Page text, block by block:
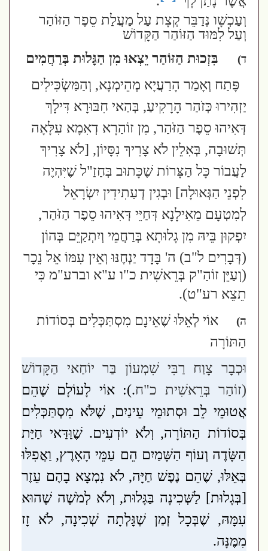
וְעַכְשָׁו נְּדַבֵּר קְצָת עַל מַעֲלַת סֵפֶר הַזּוֹהַר
וְעַל לִמּוּד הַזּוֹהַר הַקָּדוֹשׁ
בִּזְכוּת הַזּוֹהַר יֵצְאוּ מִן הַגָּלוּת בְּרַחֲמִים
פָּתַח וְאָמַר הָרַעֲיָא מְהֵימְנָא, וְהַמַּשְׂכִּילִים
יַזְהִירוּ כְּזֹהַר הָרָקִיעַ, בְּהַאי חִבּוּרָא דִּילָךְ
דְּאִיהוּ סֵפֶר הַזֹּהַר, מִן זוֹהַרָא דְאִמָא עִלָּאָה
תְּשׁוּבָה, בְּאִלֵין לֹא צָרִיךְ נִסָּיוֹן, [לֹא צָרִיךְ
לַעֲבוֹר כָּל הַצָּרוֹת שֶׁכָּתוּב בְּחַזַ"ל שֶׁיִּהְיֶה
לִפְנֵי הַגְּאוּלָה] וּבְגִין דְעַתִידִין יִשְׂרָאֵל
לְמִטְעָם מֵאִילָנָא דְּחַיֵּי דְּאִיהוּ סֵפֶר הַזֹּהַר,
יִפְקוּן בֵּיהּ מִן גָלוּתָא בְּרַחֲמֵי וְיִתְקַיֵּם בְּהוֹן
(דְּבָרִים ל"ב)ה' בָּדָד יַנְחֶנּוּ וְאֵין עִמּוֹ אֵל נֵכָר
(וְעַיֵּן זוֹהַ"ק בְּרֵאשִׁית כ"ו ע"א וברע"מ כִּי
תֵצֵא רע"ט).
ה)
אוֹי לְאֵלּוּ שֶׁאֵינָם מִסְתַּכְּלִים בְּסוֹדוֹת
הַתּוֹרָה
וּכְבָר צָוַח רַבִּי שִׁמְעוֹן בַּר יוֹחַאי הַקָּדוֹשׁ
(זוֹהַר בְּרֵאשִׁית כ"ח.): אוֹי לָעוֹלָם שֶׁהֵם
אֲטוּמֵי לֵב וּסְתוּמֵי עֵינַיִם, שֶׁלֹּא מִסְתַּכְּלִים
בְּסוֹדוֹת הַתּוֹרָה, וְלֹא יוֹדְעִים. שֶׁוַּדַּאי חַיַּת
הַשָּׂדֶה וְעוֹף הַשָּׁמַיִם הֵם עַמֵּי הָאָרֶץ, וַאֲפִלּוּ
בְּאֵלּוּ, שֶׁהֵם נֶפֶשׁ חַיָּה, לֹא נִמְצָא בָהֶם עֵזֶר
[בְּגָלוּת] לַשְּׁכִינָה בַּגָּלוּת, וְלֹא לְמֹשֶׁה שֶׁהוּא
עִמָּהּ, שֶׁבְּכָל זְמַן שֶׁגָּלְתָה שְׁכִינָה, לֹא זָז
מִמֶּנָּה.